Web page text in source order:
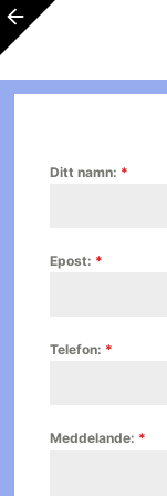
Ditt namn: *
Epost: *
Telefon: *
Meddelande: *